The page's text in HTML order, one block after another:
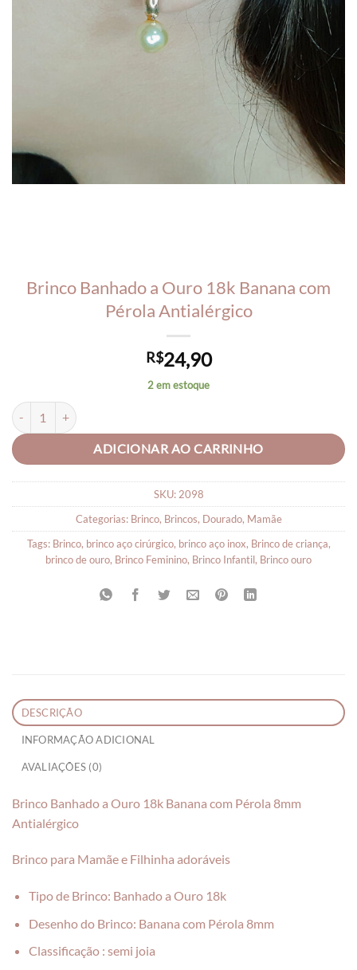
Brinco Banhado a Ouro 18k Banana com
Pérola Antialérgico
R$24,90
2 em estoque
Brinco Banhado a Ouro 18k Banana com Pérola Antialérgico
ADICIONAR AO CARRINHO
SKU: 2098
Categorias: Brinco, Brincos, Dourado, Mamãe
Tags: Brinco, brinco aço cirúrgico, brinco aço inox, Brinco de criança,
brinco de ouro, Brinco Feminino, Brinco Infantil, Brinco ouro
DESCRIÇÃO
INFORMAÇÃO ADICIONAL
AVALIAÇÕES (0)
Brinco Banhado a Ouro 18k Banana com Pérola 8mm
Antialérgico
Brinco para Mamãe e Filhinha adoráveis
Tipo de Brinco: Banhado a Ouro 18k
Desenho do Brinco: Banana com Pérola 8mm
Classificação : semi joia